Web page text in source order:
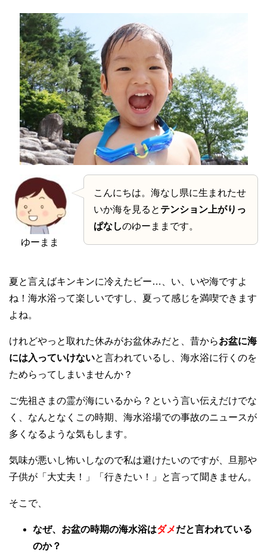
ゆーまま
こんにちは。海なし県に生まれたせ
いか海を見ると テンション上がりっ
ぱなしのゆーままです。
夏と言えばキンキンに冷えたビー…、い、いや海ですよ
ね！海水浴って楽しいですし、夏って感じを満喫できます
よね。
けれどやっと取れた休みがお盆休みだと、昔からお盆に海
には入っていけないと言われているし、海水浴に行くのを
ためらってしまいませんか？
ご先祖さまの霊が海にいるから？という言い伝えだけでな
く、なんとなくこの時期、海水浴場での事故のニュースが
多くなるような気もします。
気味が悪いし怖いしなので私は避けたいのですが、旦那や
子供が「大丈夫！」「行きたい！」と言って聞きません。
そこで、
なぜ、お盆の時期の海水浴はダメだと言われている
のか？